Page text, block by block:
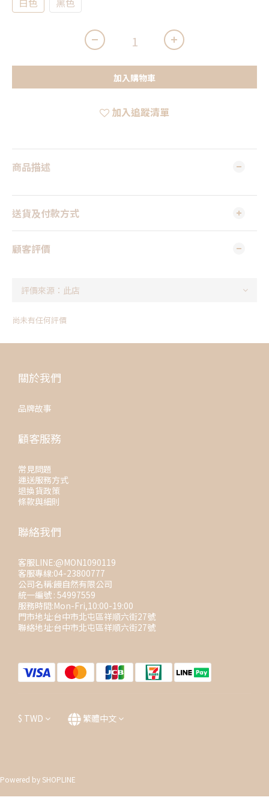
加入購物車
加入追蹤清單
商品描述
送貨及付款方式
顧客評價
尚未有任何評價
關於我們
品牌故事
顧客服務
常見問題
運送服務方式
退換貨政策
條款與細則
聯絡我們
客服LINE:@MON1090119
客服專線:04-23800777
公司名稱:饅自然有限公司
統一編號 : 54997559
服務時間:Mon-Fri,10:00-19:00
門市地址:台中市北屯區祥順六街27號
聯絡地址:台中市北屯區祥順六街27號
$ TWD 繁體中文
Powered by SHOPLINE